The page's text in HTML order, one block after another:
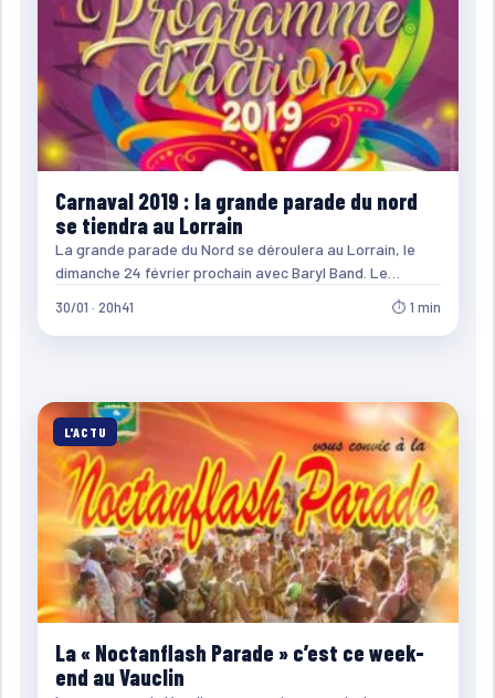
Carnaval 2019 : la grande parade du nord
se tiendra au Lorrain
La grande parade du Nord se déroulera au Lorrain, le
dimanche 24 février prochain avec Baryl Band. Le…
30/01 · 20h41 ⏱ 1 min
L'ACTU
La « Noctanflash Parade » c’est ce week-
end au Vauclin